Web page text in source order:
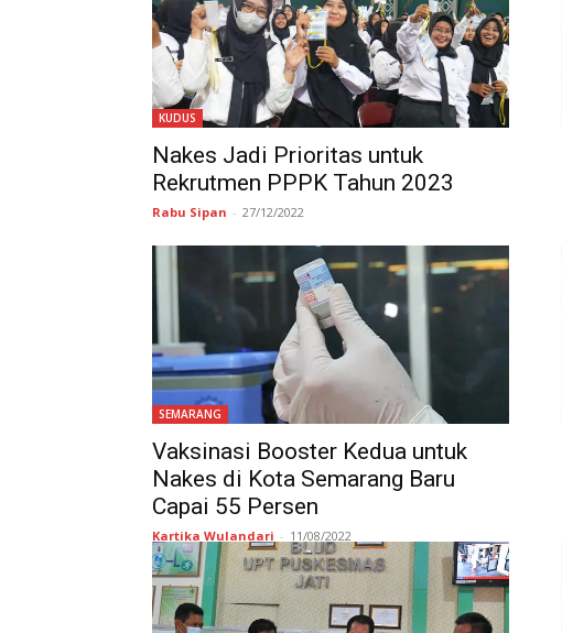
KUDUS
Nakes Jadi Prioritas untuk
Rekrutmen PPPK Tahun 2023
Rabu Sipan - 27/12/2022
SEMARANG
Vaksinasi Booster Kedua untuk
Nakes di Kota Semarang Baru
Capai 55 Persen
Kartika Wulandari - 11/08/2022